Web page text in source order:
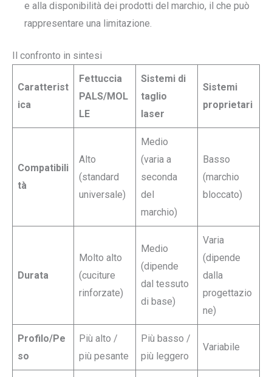
e alla disponibilità dei prodotti del marchio, il che può
rappresentare una limitazione.
Il confronto in sintesi
Caratterist
ica
Fettuccia
PALS/MOL
LE
Sistemi di
taglio
laser
Sistemi
proprietari
Compatibili
tà
Alto
(standard
universale)
Medio
(varia a
seconda
del
marchio)
Basso
(marchio
bloccato)
Durata
Molto alto
(cuciture
rinforzate)
Medio
(dipende
dal tessuto
di base)
Varia
(dipende
dalla
progettazio
ne)
Profilo/Pe
so
Più alto /
più pesante
Più basso /
più leggero
Variabile